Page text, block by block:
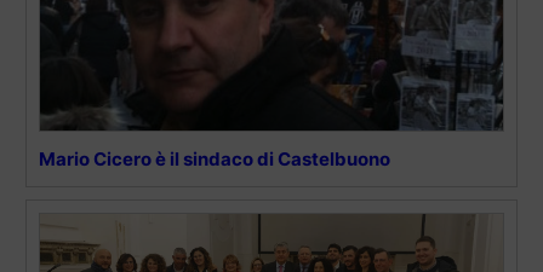
Mario Cicero è il sindaco di Castelbuono